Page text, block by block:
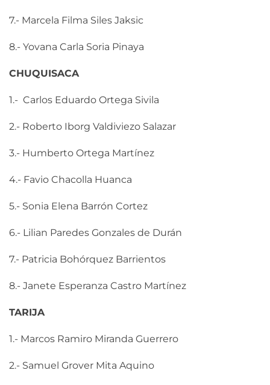
7.- Marcela Filma Siles Jaksic
8.- Yovana Carla Soria Pinaya
CHUQUISACA
1.- Carlos Eduardo Ortega Sivila
2.- Roberto Iborg Valdiviezo Salazar
3.- Humberto Ortega Martínez
4.- Favio Chacolla Huanca
5.- Sonia Elena Barrón Cortez
6.- Lilian Paredes Gonzales de Durán
7.- Patricia Bohórquez Barrientos
8.- Janete Esperanza Castro Martínez
TARIJA
1.- Marcos Ramiro Miranda Guerrero
2.- Samuel Grover Mita Aquino